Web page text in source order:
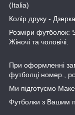
(Italia)
Колір друку -
Розміри футболок:
Жіночі та чоловічі.
При оформленні
футболці номер.,
Ми підготуємо
Футболки з Вашим